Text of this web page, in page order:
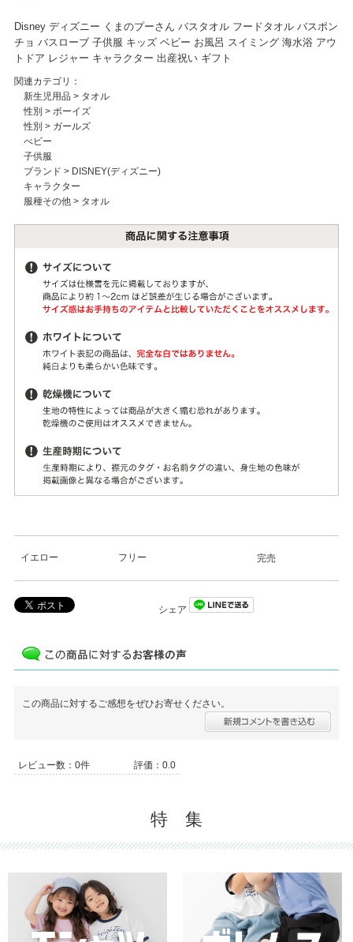
Disney ディズニー くまのプーさん バスタオル フードタオル バスポン
チョ バスローブ 子供服 キッズ ベビー お風呂 スイミング 海水浴 アウ
トドア レジャー キャラクター 出産祝い ギフト
関連カテゴリ：
新生児用品 > タオル
性別 > ボーイズ
性別 > ガールズ
べビー
子供服
ブランド > DISNEY(ディズニー)
キャラクター
服種その他> タオル
イエロー フリー 完売
シェア
この商品に対するご感想をぜひお寄せください。
レビュー数：0件 評価：0.0
特 集